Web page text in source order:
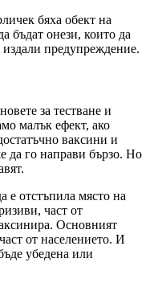
бяха обект на
бъдат онези, които да
издали предупреждение.
за тестване и
малък ефект, ако
ваксини и
да го направи бързо. Но
е отстъпила място на
част от
Основният
от населението. И
убедена или